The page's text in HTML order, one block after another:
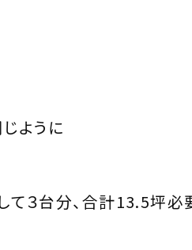
ように
て３台分、合計13.5坪必